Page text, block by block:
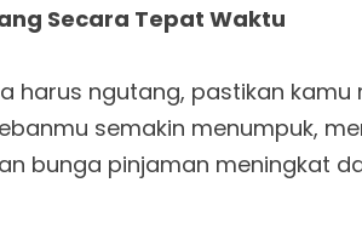
Secara Tepat Waktu
harus ngutang, pastikan
semakin menumpuk,
bunga pinjaman meningkat